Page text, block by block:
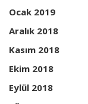
Ocak 2019
Aralık 2018
Kasım 2018
Ekim 2018
Eylül 2018